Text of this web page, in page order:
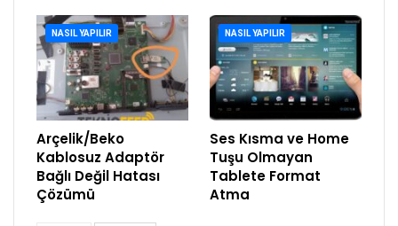
NASIL YAPILIR
Arçelik/Beko
Kablosuz Adaptör
Bağlı Değil Hatası
Çözümü
NASIL YAPILIR
Ses Kısma ve Home
Tuşu Olmayan
Tablete Format
Atma